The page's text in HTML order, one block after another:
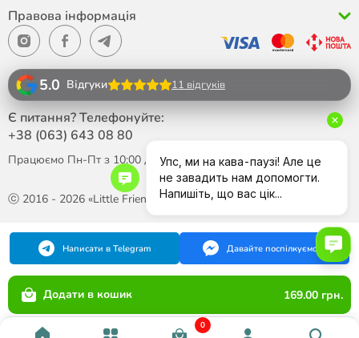
0
Додати в кошик 169.00 грн.
Правова інформація
ⓒ 2016 - 2026 «Little Friend»
5.0 Відгуки 11 відгуків
Є питання? Телефонуйте:
+38 (063) 643 08 80
Працюємо Пн-Пт з 10:00 до 18:00
Написати в Telegram Давайте поспілкуємося